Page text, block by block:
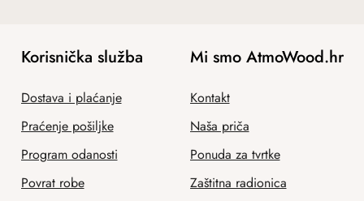
Korisnička služba
Dostava i plaćanje
Praćenje pošiljke
Program odanosti
Povrat robe
Mi smo AtmoWood.hr
Kontakt
Naša priča
Ponuda za tvrtke
Zaštitna radionica